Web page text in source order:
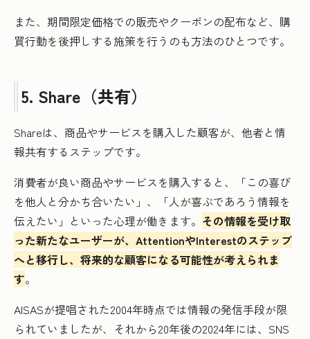
また、期間限定価格での販売やクーポンの配布など、購
買行動を後押しする施策を行うのも方法のひとつです。
5. Share（共有）
Shareは、商品やサービスを購入した顧客が、他者と情
報共有するステップです。
消費者が良い商品やサービスを購入すると、「この喜び
を他人と分かち合いたい」、「人が喜ぶであろう情報を
伝えたい」といった心理が働きます。 その情報を受け取
った新たなユーザーが、AttentionやInterestのステップ
へと移行し、将来的な顧客になる可能性が考えられま
す。
AISASが提唱された2004年時点では情報の発信手段が限
られていましたが、それから20年後の2024年には、SNS